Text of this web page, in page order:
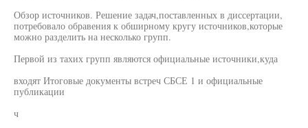
Обзор источников. Решение задач,поставленных в диссертации,
потребовало обравения к обширному кругу источников,которые
можно разделить на несколько групп.
Первой из тахих групп являются официальные источники,куда
входят Итоговые документы встреч СБСЕ 1 и официальные
публикации
ч